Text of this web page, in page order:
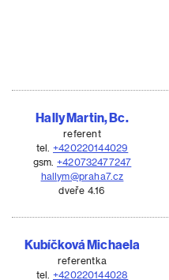
Hally Martin, Bc.
referent
tel. +420220144029
gsm. +420732477247
hallym@praha7.cz
dveře 4.16
Kubíčková Michaela
referentka
tel. +420220144028